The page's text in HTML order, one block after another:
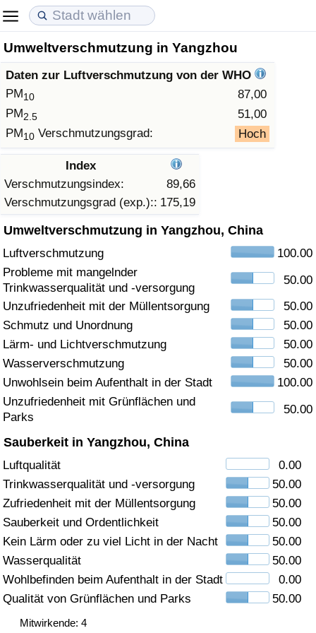
Umweltverschmutzung in Yangzhou
Daten zur Luftverschmutzung von der WHO
PM10
87,00
PM2.5
51,00
PM10 Verschmutzungsgrad: Hoch
Index
Verschmutzungsindex:
89,66
Verschmutzungsgrad (exp.):: 175,19
Umweltverschmutzung in Yangzhou, China
Luftverschmutzung
100.00
Probleme mit mangelnder
Trinkwasserqualität und -versorgung
50.00
Unzufriedenheit mit der Müllentsorgung
50.00
Schmutz und Unordnung
50.00
Lärm- und Lichtverschmutzung
50.00
Wasserverschmutzung
50.00
Unwohlsein beim Aufenthalt in der Stadt
100.00
Unzufriedenheit mit Grünflächen und
Parks
50.00
Sauberkeit in Yangzhou, China
Luftqualität
0.00
Trinkwasserqualität und -versorgung
50.00
Zufriedenheit mit der Müllentsorgung
50.00
Sauberkeit und Ordentlichkeit
50.00
Kein Lärm oder zu viel Licht in der Nacht
50.00
Wasserqualität
50.00
Wohlbefinden beim Aufenthalt in der Stadt
0.00
Qualität von Grünflächen und Parks
50.00
Mitwirkende: 4
Lebenshaltungskosten
Lebenshaltungskosten-Index (aktuell)
Lebenshaltungskosten-Index
Lebenshaltungskosten-Index nach Land
in Akaba
Immobilienpreise
Immobilienpreis-Index (aktuell)
Immobilienpreis-Index
Immobilienpreis-Index nach Land
Lebensqualität
Lebensqualität-Index
Lebensqualität-Index (aktuell)
Lebensqualitätsindex nach Land
Kriminalität
Kriminalitäts-Index (aktuell)
Kriminalitäts-Index
Kriminalitätsindex nach Land
Gesundheitsversorgung
Gesundheitsversorgungs-Index (aktuell)
Gesundheitsversorgungs-Index
Gesundheitsversorgungs-Index nach Land
Umweltverschmutzung
Umweltverschmutzungs-Index (aktuell)
Verschmutzungsindex
Umweltverschmutzungs-Index nach Land
Verkehr